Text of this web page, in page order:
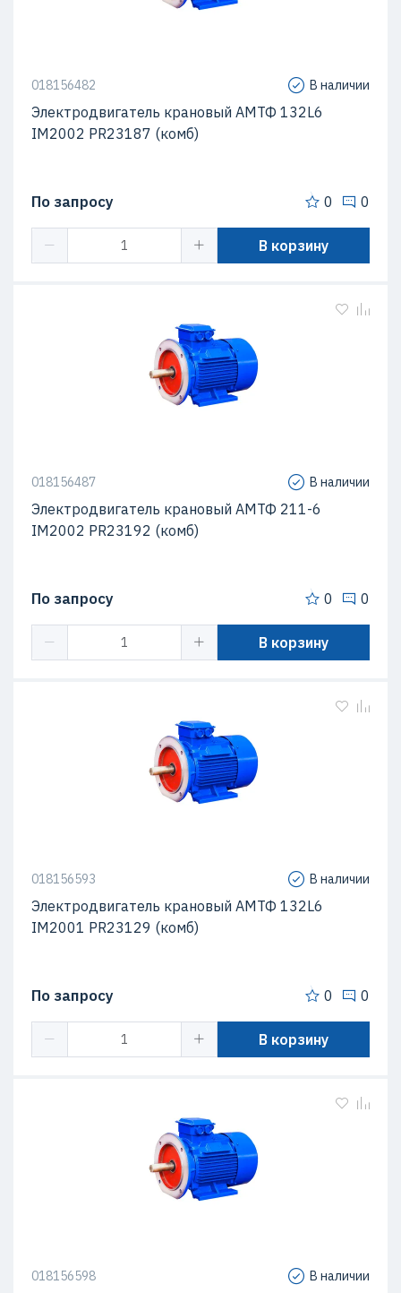
018156482 В наличии
Электродвигатель крановый АМТФ 132L6
IM2002 PR23187 (комб)
По запросу 0 0
В корзину
018156487 В наличии
Электродвигатель крановый АМТФ 211-6
IM2002 PR23192 (комб)
По запросу 0 0
В корзину
018156593 В наличии
Электродвигатель крановый АМТФ 132L6
IM2001 PR23129 (комб)
По запросу 0 0
В корзину
018156598 В наличии